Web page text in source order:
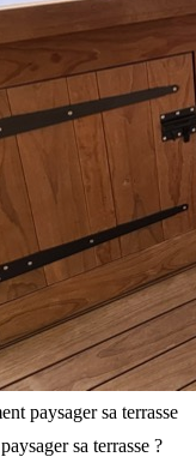
paysager sa terrasse
sa terrasse ?